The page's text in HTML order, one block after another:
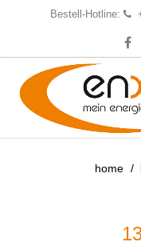
Bestell-Hotline:
home